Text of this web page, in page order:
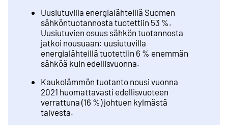
Uusiutuvilla energialähteillä Suomen
sähköntuotannosta tuotettiin 53 %.
Uusiutuvien osuus sähkön tuotannosta
jatkoi nousuaan: uusiutuvilla
energialähteillä tuotettiin 6 % enemmän
sähköä kuin edellisvuonna.
Kaukolämmön tuotanto nousi vuonna
2021 huomattavasti edellisvuoteen
verrattuna (16 %) johtuen kylmästä
talvesta.